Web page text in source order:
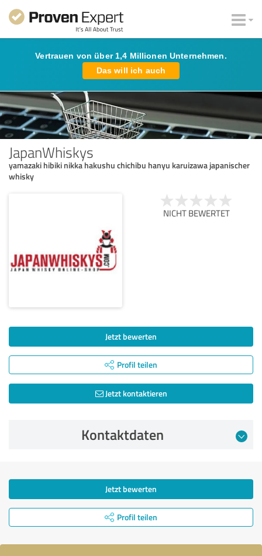
Vertrauen von über 1,4 Millionen Unternehmen.
Das will ich auch
JapanWhiskys
yamazaki hibiki nikka hakushu chichibu hanyu karuizawa japanischer
whisky
NICHT BEWERTET
Jetzt bewerten
Profil teilen
Jetzt kontaktieren
Kontaktdaten
Jetzt bewerten
Profil teilen